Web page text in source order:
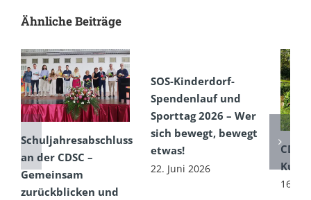
Ähnliche Beiträge
Schuljahresabschluss
an der CDSC –
Gemeinsam
zurückblicken und
SOS-Kinderdorf-
Spendenlauf und
Sporttag 2026 – Wer
sich bewegt, bewegt
etwas!
22. Juni 2026
CDSC
16.